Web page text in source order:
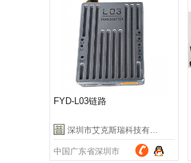
FYD-L03链路
深圳市艾克斯瑞科技有限公司
中国广东省深圳市